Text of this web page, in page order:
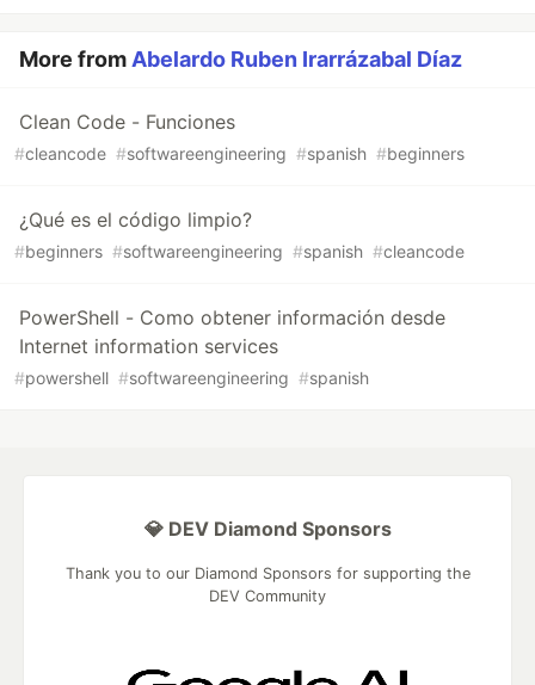
More fromAbelardo Ruben Irarrázabal Díaz
Clean Code - Funciones
#cleancode #softwareengineering #spanish #beginners
¿Qué es el código limpio?
#beginners #softwareengineering #spanish #cleancode
PowerShell - Como obtener información desde
Internet information services
#powershell #softwareengineering #spanish
💎 DEV Diamond Sponsors
Thank you to our Diamond Sponsors for supporting the
DEV Community